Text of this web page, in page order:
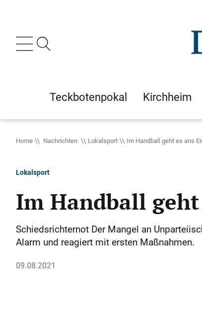
Teckbotenpokal Kirchheim
Home Nachrichten Lokalsport Im Handball geht es ans
Lokalsport
Im Handball
Schiedsrichternot Der Mangel an
Alarm und reagiert mit ersten Maßnahmen.
09.08.2021